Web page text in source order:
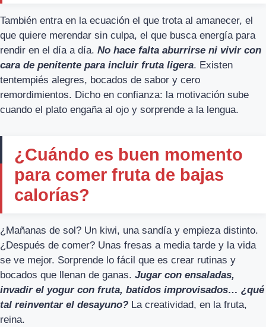
También entra en la ecuación el que trota al amanecer, el
que quiere merendar sin culpa, el que busca energía para
rendir en el día a día. No hace falta aburrirse ni vivir con
cara de penitente para incluir fruta ligera. Existen
tentempiés alegres, bocados de sabor y cero
remordimientos. Dicho en confianza: la motivación sube
cuando el plato engaña al ojo y sorprende a la lengua.
¿Cuándo es buen momento
para comer fruta de bajas
calorías?
¿Mañanas de sol? Un kiwi, una sandía y empieza distinto.
¿Después de comer? Unas fresas a media tarde y la vida
se ve mejor. Sorprende lo fácil que es crear rutinas y
bocados que llenan de ganas. Jugar con ensaladas,
invadir el yogur con fruta, batidos improvisados… ¿qué
tal reinventar el desayuno? La creatividad, en la fruta,
reina.